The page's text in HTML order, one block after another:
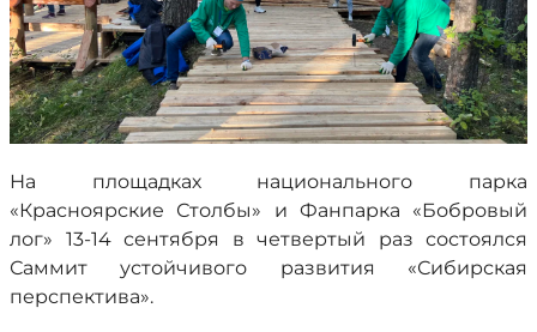
На площадках национального парка
«Красноярские Столбы» и Фанпарка «Бобровый
лог» 13-14 сентября в четвертый раз состоялся
Саммит устойчивого развития «Сибирская
перспектива».